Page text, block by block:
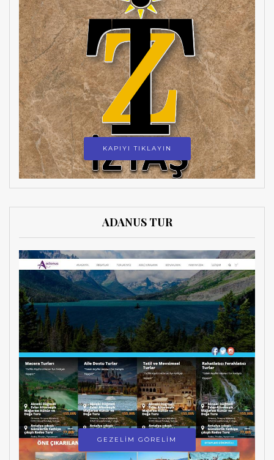
KAPIYI TIKLAYIN
ADANUS TUR
GEZELİM GÖRELİM